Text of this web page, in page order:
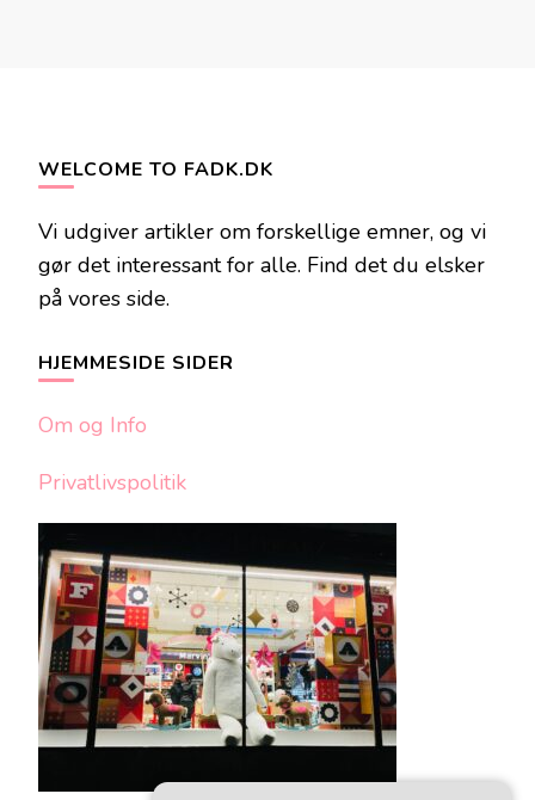
WELCOME TO FADK.DK
Vi udgiver artikler om forskellige emner, og vi
gør det interessant for alle. Find det du elsker
på vores side.
HJEMMESIDE SIDER
Om og Info
Privatlivspolitik